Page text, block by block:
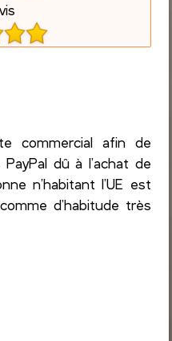
commercial afin de
dû à l’achat de
n’habitant l’UE est
d’habitude très